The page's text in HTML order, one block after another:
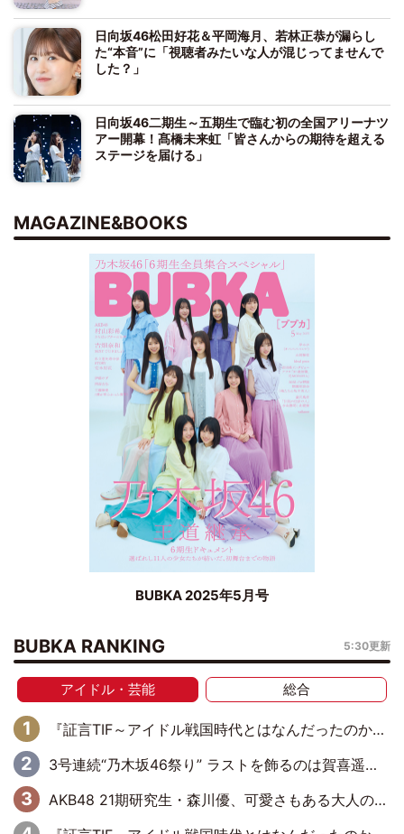
日向坂46松田好花＆平岡海月、若林正恭が漏らし
た“本音”に「視聴者みたいな人が混じってませんで
した？」
日向坂46二期生～五期生で臨む初の全国アリーナツ
アー開幕！髙橋未来虹「皆さんからの期待を超える
ステージを届ける」
MAGAZINE&BOOKS
BUBKA 2025年5月号
BUBKA RANKING 5:30更新
アイドル・芸能 総合
『証言TIF～アイドル戦国時代とはなんだったのか～』第6回：でんぱ組.inc・古川未鈴×相沢梨紗「『ハロプロやりたかったな』って言ったら、夢眠ねむさんに『てめえはでんぱ組．incなんだよ！』って肩パンされて(笑)」
3号連続“乃木坂46祭り” ラストを飾るのは賀喜遥香…5年ぶりの登場に「5年分大人になった私を見ていただけたら」
AKB48 21期研究生・森川優、可愛さもある大人の女性に